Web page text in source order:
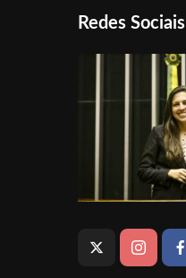
Redes Sociais